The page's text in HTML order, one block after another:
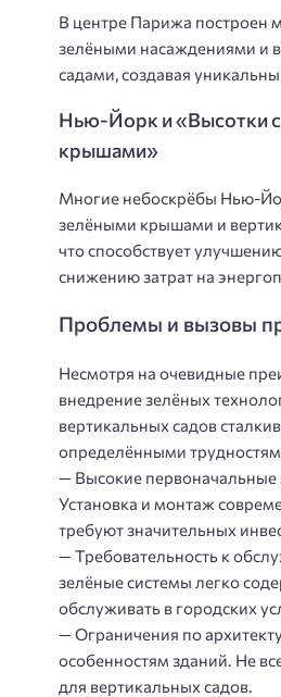
В центре Парижа построен
зелёными насаждениями и
садами, создавая
Нью-Йорк и «Высотки
крышами»
Многие небоскрёбы Нью-
зелёными крышами и
что способствует
снижению затрат на
Проблемы и вызовы
Несмотря на очевидные
внедрение зелёных
вертикальных садов
определёнными
— Высокие первоначальные
Установка и монтаж
требуют значительных
— Требовательность к
зелёные системы легко
обслуживать в городских
— Ограничения по
особенностям зданий. Не
для вертикальных садов.